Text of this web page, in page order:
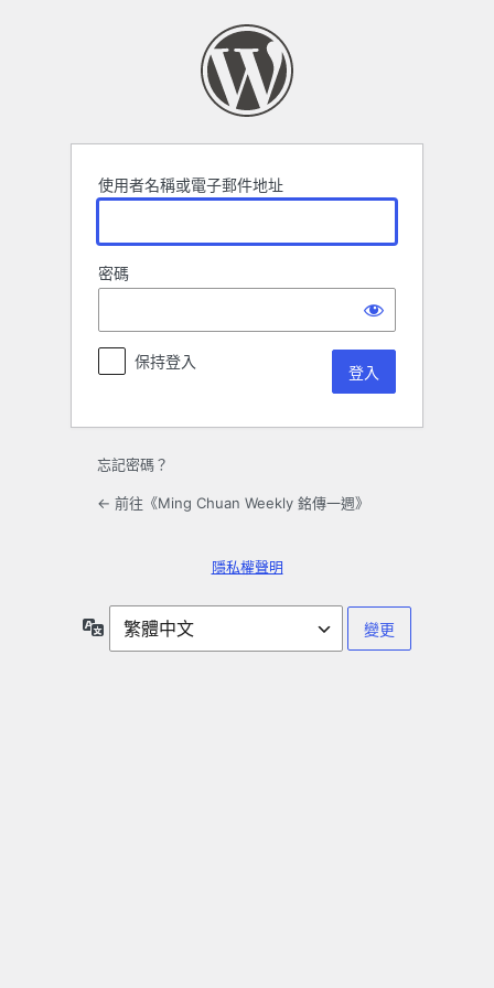
使用者名稱或電子郵件地址
密碼
保持登入
忘記密碼？
← 前往《Ming Chuan Weekly 銘傳一週》
隱私權聲明
言